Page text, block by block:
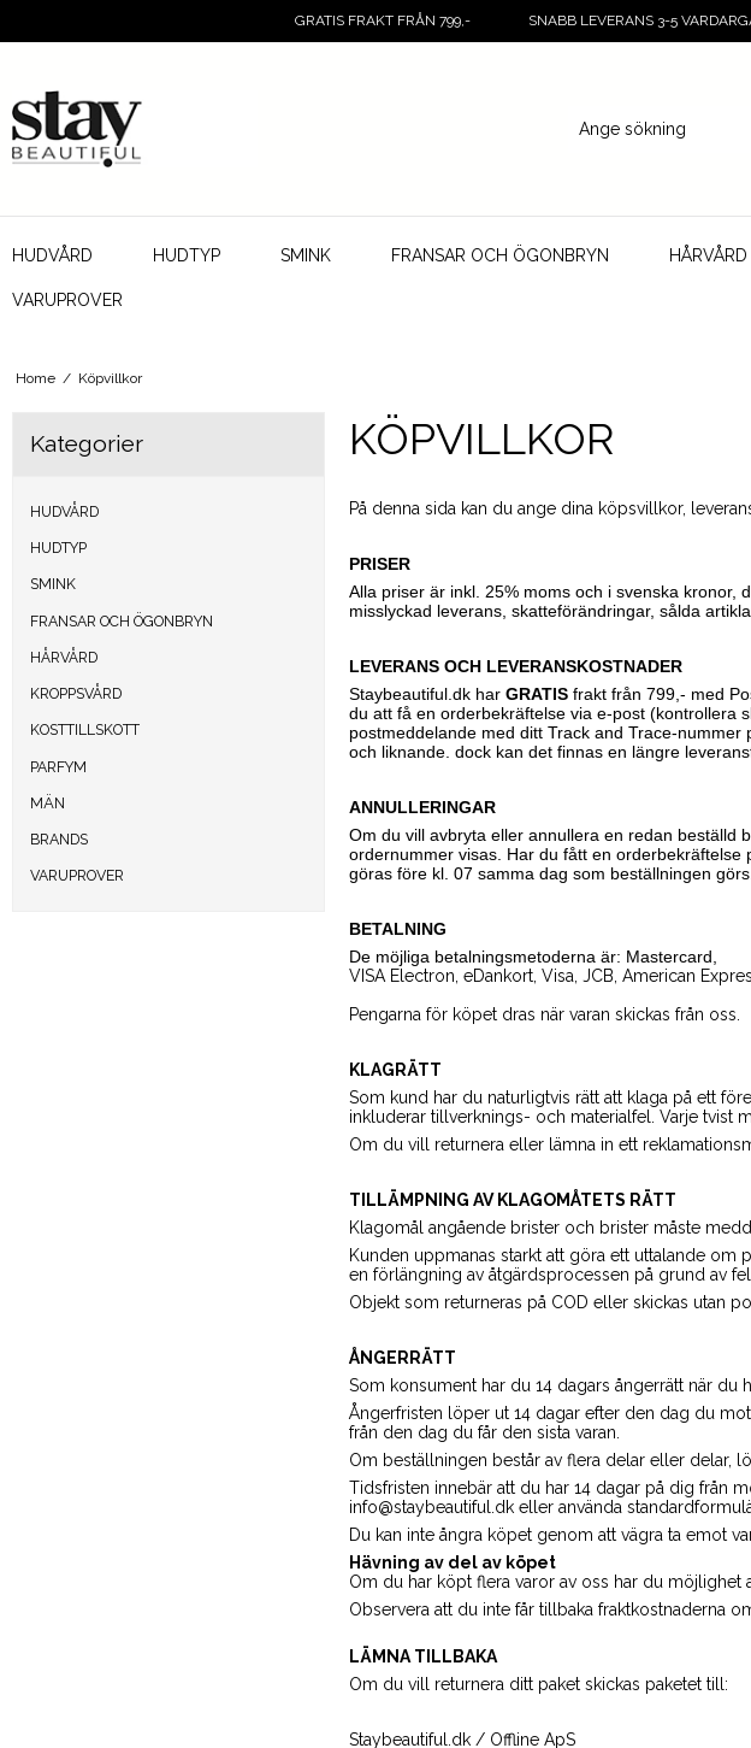
GRATIS FRAKT FRÅN 799,- SNABB LEVERANS 3-5
HUDVÅRD HUDTYP SMINK FRANSAR OCH ÖGONBRYN HÅRVÅRD
VARUPROVER
Home / Köpvillkor
Kategorier
HUDVÅRD
HUDTYP
SMINK
FRANSAR OCH ÖGONBRYN
HÅRVÅRD
KROPPSVÅRD
KOSTTILLSKOTT
PARFYM
MÄN
BRANDS
VARUPROVER
KÖPVILLKOR
På denna sida kan du ange dina köpsvillkor,
PRISER
Alla priser är inkl. 25% moms och i svenska kronor,
misslyckad leverans, skatteförändringar, sålda
LEVERANS OCH LEVERANSKOSTNADER
Staybeautiful.dk har GRATIS frakt från 799,- med
du att få en orderbekräftelse via e-post (kontrollera
postmeddelande med ditt Track and Trace-
och liknande. dock kan det finnas en längre
ANNULLERINGAR
Om du vill avbryta eller annullera en redan beställd
ordernummer visas. Har du fått en orderbekräftelse
göras före kl. 07 samma dag som beställningen görs.
BETALNING
De möjliga betalningsmetoderna är: Mastercard,
VISA Electron, eDankort, Visa, JCB, American
Pengarna för köpet dras när varan skickas från oss.
KLAGRÄTT
Som kund har du naturligtvis rätt att klaga på ett
inkluderar tillverknings- och materialfel. Varje tvist
Om du vill returnera eller lämna in ett
TILLÄMPNING AV KLAGOMÅTETS RÄTT
Klagomål angående brister och brister måste
Kunden uppmanas starkt att göra ett uttalande
en förlängning av åtgärdsprocessen på grund av
Objekt som returneras på COD eller skickas utan
ÅNGERRÄTT
Som konsument har du 14 dagars ångerrätt när du
Ångerfristen löper ut 14 dagar efter den dag du
från den dag du får den sista varan.
Om beställningen består av flera delar eller delar,
Tidsfristen innebär att du har 14 dagar på dig från
info@staybeautiful.dk eller använda
Du kan inte ångra köpet genom att vägra ta emot
Hävning av del av köpet
Om du har köpt flera varor av oss har du möjlighet
Observera att du inte får tillbaka fraktkostnaderna
LÄMNA TILLBAKA
Om du vill returnera ditt paket skickas paketet till:
Staybeautiful.dk / Offline ApS